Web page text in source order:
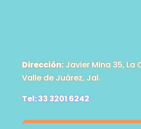
Dirección:Javier Mina 35, La
Valle de Juárez, Jal.
Tel: 33 3201 6242